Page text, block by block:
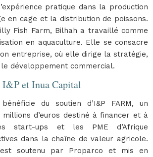
pratique dans la production
en cage et la distribution de poissons.
Fish Farm, Bilhah a travaillé comme
en aquaculture. Elle se consacre
entreprise, où elle dirige la stratégie,
développement commercial.
I&P et Inua Capital
du soutien d’I&P FARM, un
d’euros destiné à financer et à
start-ups et les PME d’Afrique
dans la chaîne de valeur agricole.
soutenu par Proparco et mis en